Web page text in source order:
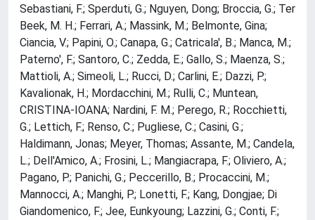
Sebastiani, F.; Sperduti, G.; Nguyen, Dong; Broccia, G.; Ter
Beek, M. H.; Ferrari, A.; Massink, M.; Belmonte, Gina;
Ciancia, V.; Papini, O.; Canapa, G.; Catricala', B.; Manca, M.;
Paterno', F.; Santoro, C.; Zedda, E.; Gallo, S.; Maenza, S.;
Mattioli, A.; Simeoli, L.; Rucci, D.; Carlini, E.; Dazzi, P.;
Kavalionak, H.; Mordacchini, M.; Rulli, C.; Muntean,
CRISTINA-IOANA; Nardini, F. M.; Perego, R.; Rocchietti,
G.; Lettich, F.; Renso, C.; Pugliese, C.; Casini, G.;
Haldimann, Jonas; Meyer, Thomas; Assante, M.; Candela,
L.; Dell'Amico, A.; Frosini, L.; Mangiacrapa, F.; Oliviero, A.;
Pagano, P.; Panichi, G.; Peccerillo, B.; Procaccini, M.;
Mannocci, A.; Manghi, P.; Lonetti, F.; Kang, Dongjae; Di
Giandomenico, F.; Jee, Eunkyoung; Lazzini, G.; Conti, F.;